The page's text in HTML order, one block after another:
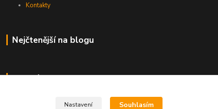
Kontakty
Nejčtenější na blogu
Kde nás najdete
Nastavení Souhlasím